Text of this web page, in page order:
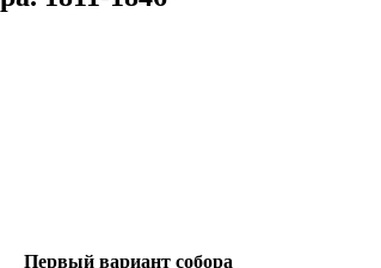
Первый вариант собора